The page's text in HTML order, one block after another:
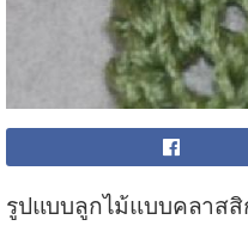
รูปแบบลูกไม้แบบคลาสสิ